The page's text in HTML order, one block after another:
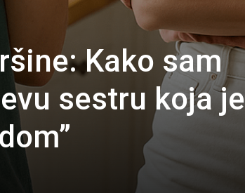
Kako sam
sestru koja je